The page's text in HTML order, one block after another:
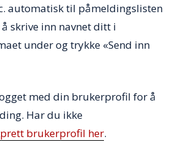
automatisk til påmeldingslisten
skrive inn navnet ditt i
under og trykke «Send inn
med din brukerprofil for å
Har du ikke
brukerprofil her.